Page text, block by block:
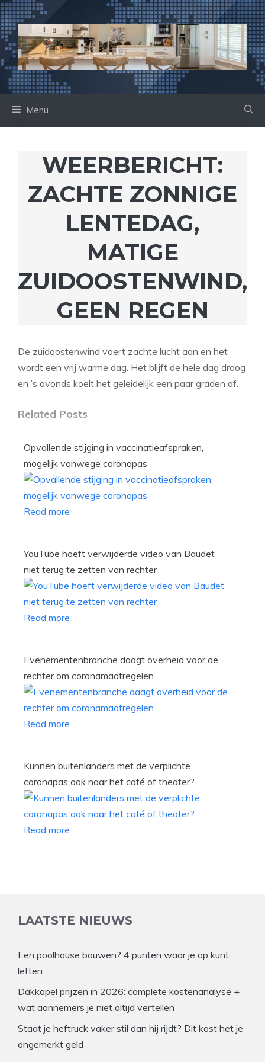
Ga
naar
de
inhoud
Menu
WEERBERICHT:
ZACHTE ZONNIGE
LENTEDAG,
MATIGE
ZUIDOOSTENWIND,
GEEN REGEN
De zuidoostenwind voert zachte lucht aan en het
wordt een vrij warme dag. Het blijft de hele dag droog
en ’s avonds koelt het geleidelijk een paar graden af.
Related Posts
Opvallende stijging in vaccinatieafspraken,
mogelijk vanwege coronapas
Read more
YouTube hoeft verwijderde video van Baudet
niet terug te zetten van rechter
Read more
Evenementenbranche daagt overheid voor de
rechter om coronamaatregelen
Read more
Kunnen buitenlanders met de verplichte
coronapas ook naar het café of theater?
Read more
LAATSTE NIEUWS
Een poolhouse bouwen? 4 punten waar je op kunt
letten
Dakkapel prijzen in 2026: complete kostenanalyse +
wat aannemers je niet altijd vertellen
Staat je heftruck vaker stil dan hij rijdt? Dit kost het je
ongemerkt geld